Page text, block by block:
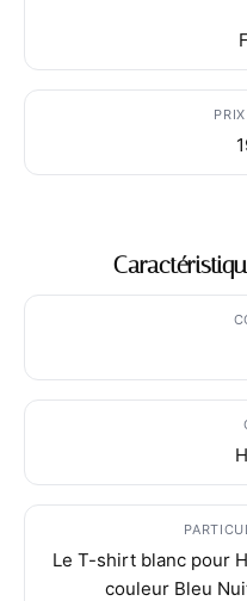
Le T-shirt blanc pour
couleur Bleu